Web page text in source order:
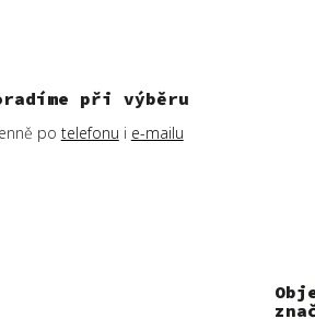
při výběru
po telefonu i e-mailu